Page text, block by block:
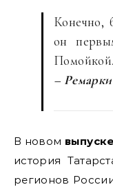
Конечно,
он
–
В новом
история
регионов